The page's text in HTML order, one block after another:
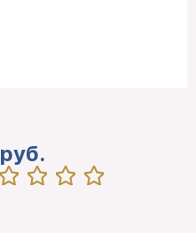
руб.